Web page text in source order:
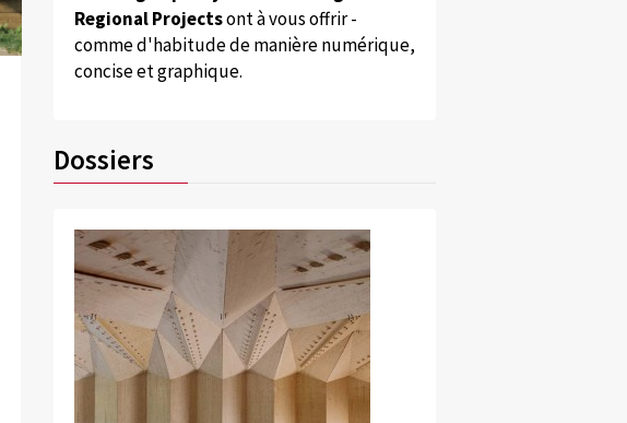
Regional Projectsont à vous offrir -
comme d'habitude de manière numérique,
concise et graphique.
Dossiers